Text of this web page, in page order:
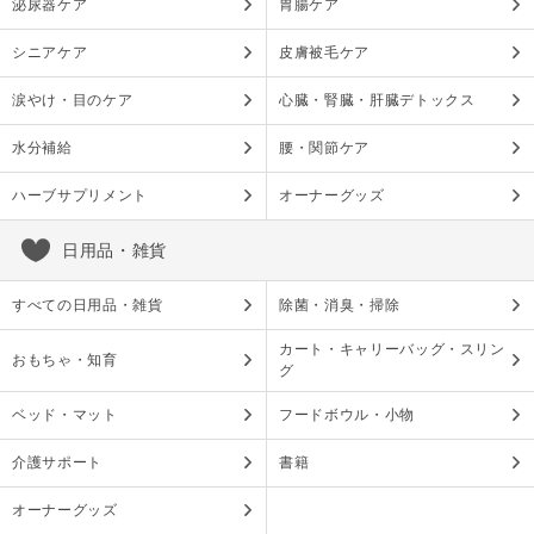
泌尿器ケア 胃腸ケア
シニアケア 皮膚被毛ケア
涙やけ・目のケア 心臓・腎臓・肝臓デトックス
水分補給 腰・関節ケア
ハーブサプリメント オーナーグッズ
日用品・雑貨
すべての日用品・雑貨 除菌・消臭・掃除
おもちゃ・知育
カート・キャリーバッグ・スリン
グ
ベッド・マット フードボウル・小物
介護サポート 書籍
オーナーグッズ